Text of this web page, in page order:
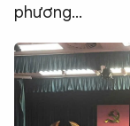
phương...